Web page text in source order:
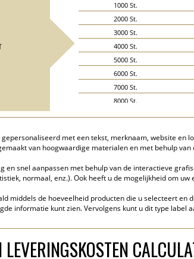
1000 St.
2000 St.
3000 St.
4000 St.
5000 St.
6000 St.
7000 St.
8000 St.
15000 St.
met een tekst, merknaam, website en
van hoogwaardige materialen en met behulp
en snel aanpassen met behulp van de interactieve
normaal, enz.). Ook heeft u de mogelijkheid om
middels de hoeveelheid producten die u selecteert en
informatie kunt zien. Vervolgens kunt u dit type label